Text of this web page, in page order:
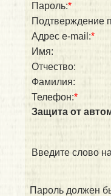
Пароль:*
Подтверждение
Адрес e-mail:*
Имя:
Отчество:
Фамилия:
Телефон:*
Защита от
Введите слово
Пароль должен